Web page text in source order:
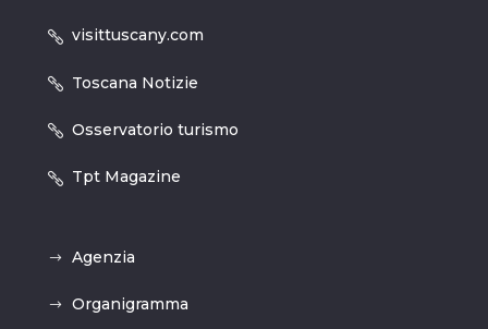
visittuscany.com
Toscana Notizie
Osservatorio turismo
Tpt Magazine
Agenzia
Organigramma